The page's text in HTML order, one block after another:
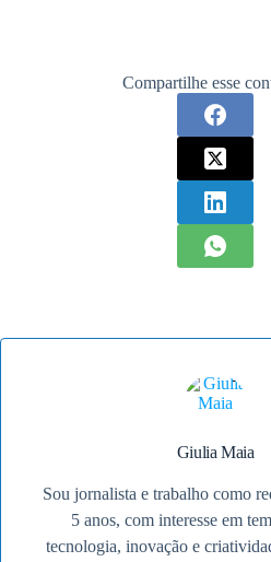
Compartilhe esse
Giulia Maia
Sou jornalista e trabalho como
5 anos, com interesse em
tecnologia, inovação e